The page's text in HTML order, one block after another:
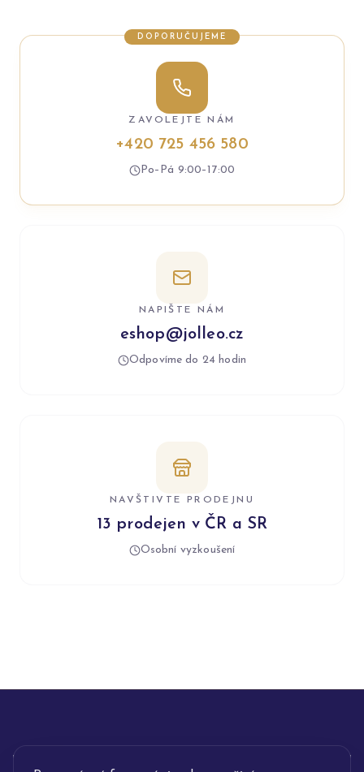
DOPORUČUJEME
ZAVOLEJTE NÁM
+420 725 456 580
Po–Pá 9:00–17:00
NAPIŠTE NÁM
eshop@jolleo.cz
Odpovíme do 24 hodin
NAVŠTIVTE PRODEJNU
13 prodejen v ČR a SR
Osobní vyzkoušení